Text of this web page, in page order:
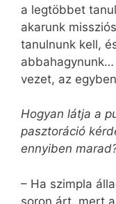
a legtöbbet
akarunk
tanulnunk kell,
abbahagynunk…
vezet, az
Hogyan látja a
pasztoráció
ennyiben
– Ha szimpla
soron árt, mert